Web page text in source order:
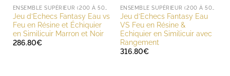
Jeu d’Echecs Fantasy Eau vs
Feu en Résine et Échiquier
en Similicuir Marron et Noir
286.80€
Jeu d’Echecs Fantasy Eau
VS Feu en Résine &
Echiquier en Similicuir avec
Rangement
316.80€